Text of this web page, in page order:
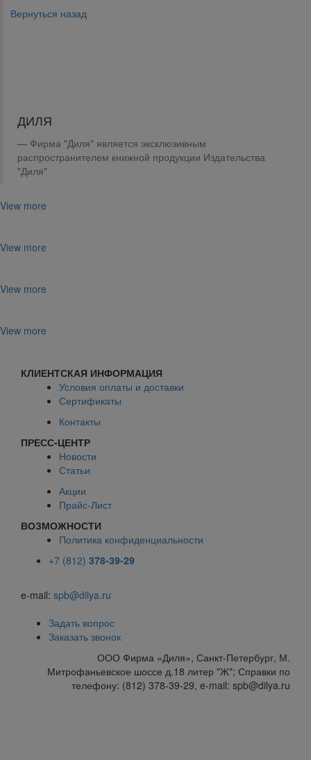
Вернуться назад
ДИЛЯ
Фирма "Диля" является эксклюзивным
распространителем книжной продукции Издательства
"Диля"
View more
View more
View more
View more
КЛИЕНТСКАЯ ИНФОРМАЦИЯ
Условия оплаты и доставки
Сертификаты
Контакты
ПРЕСС-ЦЕНТР
Новости
Статьи
Акции
Прайс-Лист
ВОЗМОЖНОСТИ
Политика конфиденциальности
+7 (812) 378-39-29
e-mail: spb@dilya.ru
Задать вопрос
Заказать звонок
ООО Фирма «Диля», Санкт-Петербург, М.
Митрофаньевское шоссе д.18 литер "Ж"; Справки по
телефону: (812) 378-39-29, e-mail: spb@dilya.ru